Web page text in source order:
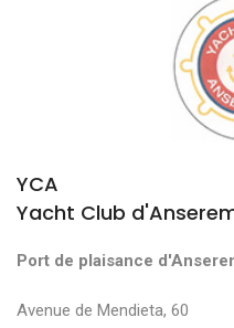
YCA
Yacht Club
Port de plaisance
Avenue de Mendieta, 60